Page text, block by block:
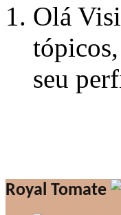
Olá
seu
Royal Tomate